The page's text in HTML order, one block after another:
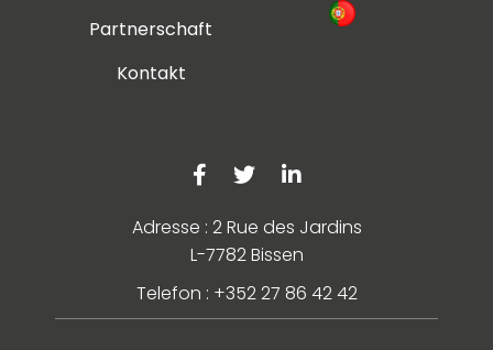
Partnerschaft
Kontakt
Adresse : 2 Rue des Jardins
L-7782 Bissen
Telefon : +352 27 86 42 42